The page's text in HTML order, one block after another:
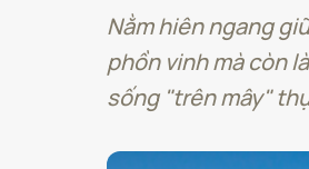
Nằm hiên ngang
phồn vinh mà còn
sống "trên mây"